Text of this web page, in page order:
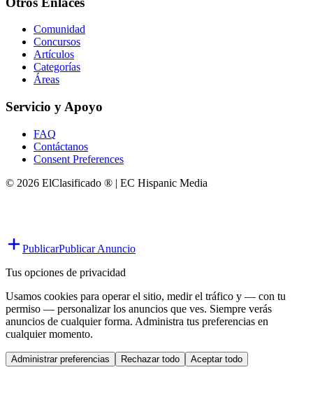
Comunidad
Concursos
Artículos
Categorías
Áreas
Servicio y Apoyo
FAQ
Contáctanos
Consent Preferences
© 2026 ElClasificado ® | EC Hispanic Media
PublicarPublicar Anuncio
Tus opciones de privacidad
Usamos cookies para operar el sitio, medir el tráfico y — con tu
permiso — personalizar los anuncios que ves. Siempre verás
anuncios de cualquier forma. Administra tus preferencias en
cualquier momento.
Administrar preferencias Rechazar todo Aceptar todo